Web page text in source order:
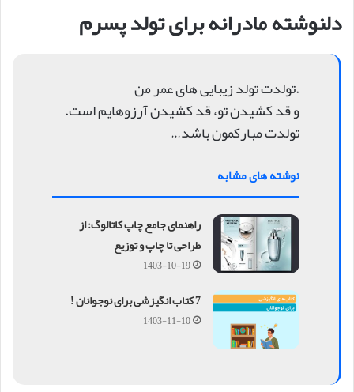
دلنوشته مادرانه برای تولد پسرم
.تولدت تولد زیبایی های عمر من
و قد کشیدن تو، قد کشیدن آرزوهایم است.
تولدت مبارکمون باشد…
نوشته های مشابه
راهنمای جامع چاپ کاتالوگ: از
طراحی تا چاپ و توزیع
1403-10-19
7 کتاب‌ انگیزشی برای نوجوانان !
1403-11-10